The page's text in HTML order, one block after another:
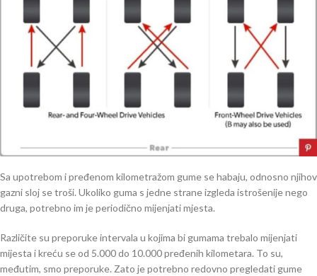
Normalno je da se gume vremenom
habaju. Ukoliko jedna guma izgleda
istrošenije od druge, potrebno im je
Ukrštanje gume –Ako redovno vozite automobil onda već imate dva
kompleta guma. A kako gume baš i nisu tako jeftine, vjerovatno
želite da vam potraju što je to duže moguće.
Sa upotrebom i pređenom kilometražom gume se habaju, odnosno njihov
gazni sloj se troši. Ukoliko guma s jedne strane izgleda istrošenije nego
druga, potrebno im je periodično mijenjati mjesta.
Različite su preporuke intervala u kojima bi gumama trebalo mijenjati
mijesta i kreću se od 5.000 do 10.000 pređenih kilometara. To su,
međutim, smo preporuke. Zato je potrebno redovno pregledati gume